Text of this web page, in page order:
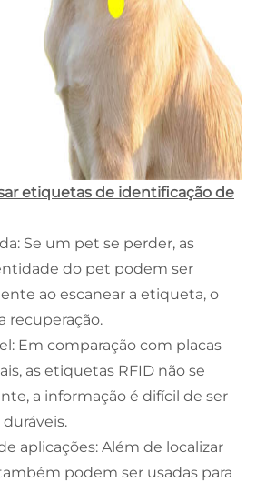
etiquetas de identificação de
Se um pet se perder, as
do pet podem ser
ao escanear a etiqueta, o
recuperação.
Em comparação com placas
as etiquetas RFID não se
a informação é difícil de ser
aplicações: Além de localizar
podem ser usadas para